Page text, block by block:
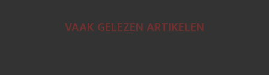
VAAK GELEZEN ARTIKELEN